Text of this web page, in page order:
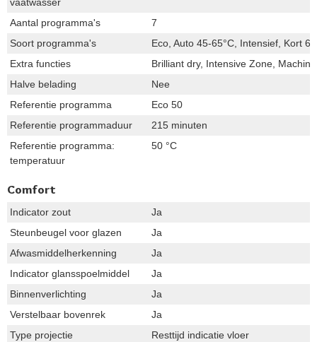
vaatwasser
Aantal programma's
7
Soort programma's
Eco, Auto 45-65°C, Intensief, Kort
Extra functies
Brilliant dry, Intensive Zone,
Halve belading
Nee
Referentie programma
Eco 50
Referentie programmaduur
215 minuten
Referentie programma:
temperatuur
50 °C
Comfort
Indicator zout
Ja
Steunbeugel voor glazen
Ja
Afwasmiddelherkenning
Ja
Indicator glansspoelmiddel
Ja
Binnenverlichting
Ja
Verstelbaar bovenrek
Ja
Type projectie
Resttijd indicatie vloer